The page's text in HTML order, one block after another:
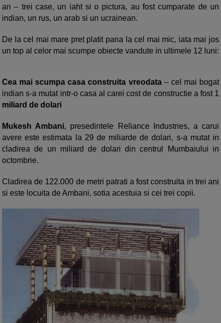
an – trei case, un iaht si o pictura, au fost cumparate de un
indian, un rus, un arab si un ucrainean.
De la cel mai mare pret platit pana la cel mai mic, iata mai jos
un top al celor mai scumpe obiecte vandute in ultimele 12 luni:
Cea mai scumpa casa construita vreodata– cel mai bogat
indian s-a mutat intr-o casa al carei cost de constructie a fost 1
miliard de dolari
Mukesh Ambani, presedintele Reliance Industries, a carui
avere este estimata la 29 de miliarde de dolari, s-a mutat in
cladirea de un miliard de dolari din centrul Mumbaiului in
octombrie.
Cladirea de 122.000 de metri patrati a fost construita in trei ani
si este locuita de Ambani, sotia acestuia si cei trei copii.